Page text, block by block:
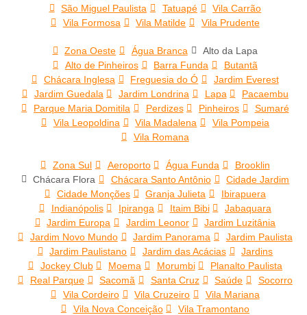
São Miguel Paulista
Tatuapé
Vila Carrão
Vila Formosa
Vila Matilde Vila Prudente
Zona Oeste Água Branca
Alto da Lapa
Alto de Pinheiros
Barra Funda
Butantã
Chácara Inglesa
Freguesia do Ó
Jardim Everest
Jardim Guedala
Jardim Londrina Lapa
Pacaembu
Parque Maria Domitila
Perdizes Pinheiros
Sumaré
Vila Leopoldina
Vila Madalena
Vila Pompeia
Vila Romana
Zona Sul Aeroporto Água Funda
Brooklin
Chácara Flora
Chácara Santo Antônio
Cidade Jardim
Cidade Monções
Granja Julieta
Ibirapuera
Indianópolis
Ipiranga Itaim Bibi
Jabaquara
Jardim Europa
Jardim Leonor
Jardim Luzitânia
Jardim Novo Mundo
Jardim Panorama
Jardim Paulista
Jardim Paulistano
Jardim das Acácias
Jardins
Jockey Club
Moema Morumbi
Planalto Paulista
Real Parque
Sacomã Santa Cruz Saúde
Socorro
Vila Cordeiro
Vila Cruzeiro
Vila Mariana
Vila Nova Conceição
Vila Tramontano